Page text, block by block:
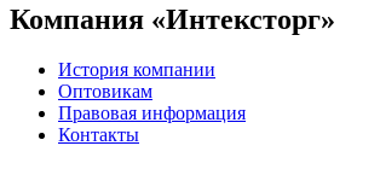
Компания «Интексторг»
История компании
Оптовикам
Правовая информация
Контакты